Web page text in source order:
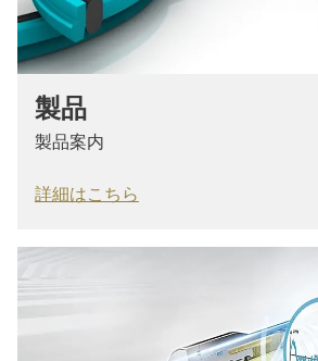
製品
製品案内
詳細はこちら